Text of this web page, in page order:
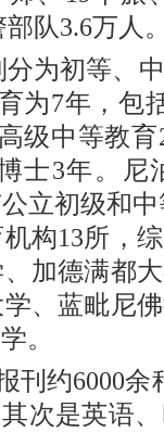
队3.6万人
为初等、
为7年，包
级中等教
士3年。尼
立初级和
构13所，
加德满都
、蓝毗尼
。
刊约6000
次是英语